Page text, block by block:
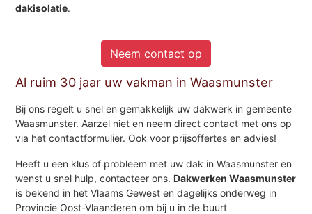
dakisolatie.
Neem contact op
Al ruim 30 jaar uw vakman in Waasmunster
Bij ons regelt u snel en gemakkelijk uw dakwerk in gemeente
Waasmunster. Aarzel niet en neem direct contact met ons op
via het contactformulier. Ook voor prijsoffertes en advies!
Heeft u een klus of probleem met uw dak in Waasmunster en
wenst u snel hulp, contacteer ons.Dakwerken Waasmunster
is bekend in het Vlaams Gewest en dagelijks onderweg in
Provincie Oost-Vlaanderen om bij u in de buurt